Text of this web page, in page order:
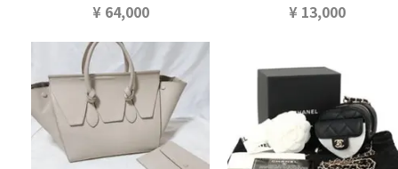
¥ 64,000 ¥ 13,000